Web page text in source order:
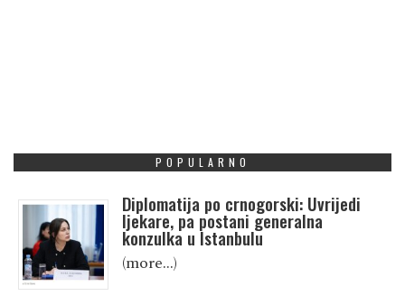
POPULARNO
Diplomatija po crnogorski: Uvrijedi
ljekare, pa postani generalna
konzulka u Istanbulu
(more…)